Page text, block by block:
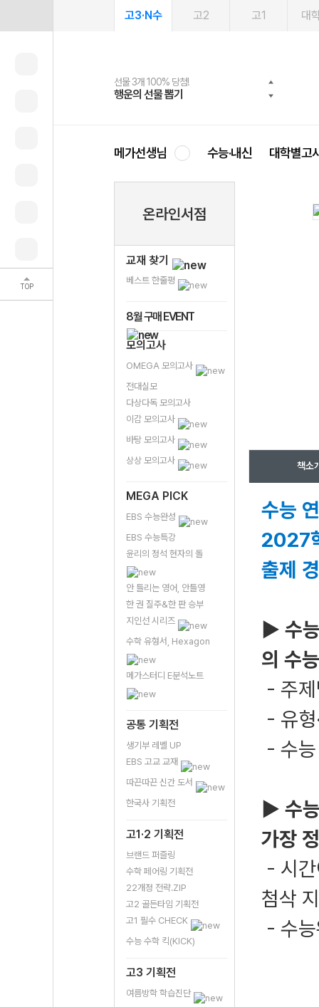
TOP
고3·N수 고2 고1 대
선물 3개 100% 당첨!
행운의 선물 뽑기
선물 100% 증정!
메가스터디 X 올리브
여름방학 스터디 캐시백
메가런 썸머스쿨
2027 러셀 단과
강사 공개선발
스마트러닝앱
설문 EVENT
메가패스
3일 무료 체험권
메가패스 수강생 무료혜택!
메가클럽 멤버십
사회공헌 캠페인
희망이룸 메가나눔
메가선생님 수능·내신 대학별고
온라인서점
교재 찾기
베스트 한줄평
8월 구매 EVENT
모의고사
OMEGA 모의고사
전대실모
다상다독 모의고사
이감 모의고사
바탕 모의고사
상상 모의고사
MEGA PICK
EBS 수능완성
EBS 수능특강
윤리의 정석 현자의 돌
안 틀리는 영어, 안틀영
한 권 질주&한 판 승부
지인선 시리즈
수학 유형서, Hexagon
메가스터디 E분석노트
공통 기획전
생기부 레벨 UP
EBS 고교 교재
따끈따끈 신간 도서
한국사 기획전
고1·2 기획전
브랜드 퍼즐링
수학 페어링 기획전
22개정 전략.ZIP
고2 골든타임 기획전
고1 필수 CHECK
수능 수학 킥(KICK)
고3 기획전
여름방학 학습진단
책소
수능
2027
출제
▶ 수
의 수
- 주
- 유
- 수
▶ 수
가장
- 시
첨삭
- 수